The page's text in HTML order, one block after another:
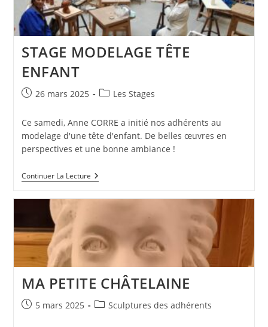
STAGE MODELAGE TÊTE
ENFANT
Publication
26 mars 2025
PostLes Stages
Ce samedi, Anne CORRE a initié nos adhérents au
modelage d'une tête d'enfant. De belles œuvres en
perspectives et une bonne ambiance !
Continuer La LectureSTAGE
MODELAGE
ENFANT
MA PETITE CHÂTELAINE
Publication
5 mars 2025
PostSculptures des adhérents